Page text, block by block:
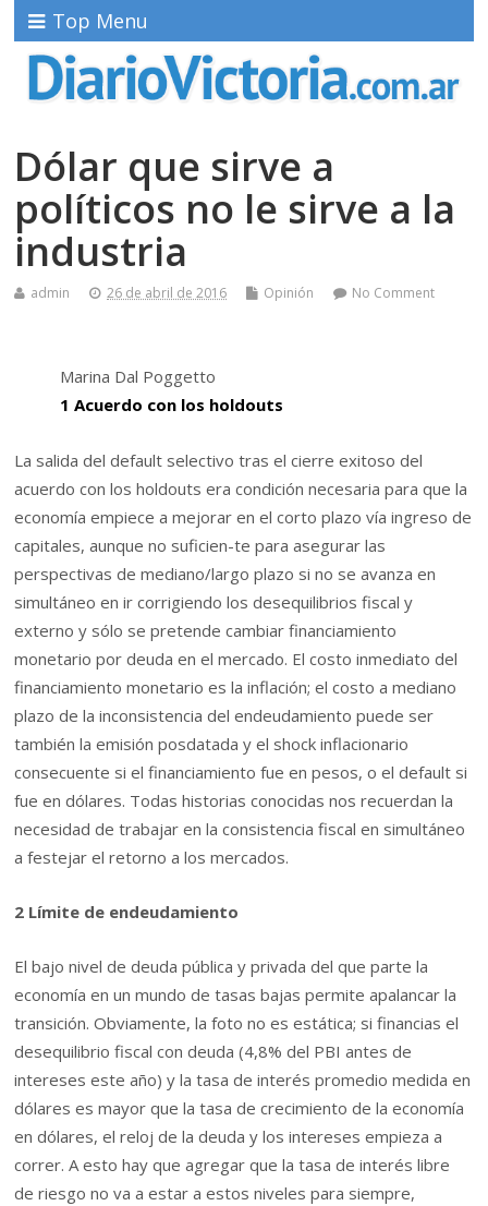
Top Menu
Dólar que sirve a
políticos no le sirve a la
industria
admin 26 de abril de 2016 Opinión No Comment
Marina Dal Poggetto
1 Acuerdo con los holdouts
La salida del default selectivo tras el cierre exitoso del
acuerdo con los holdouts era condición necesaria para que la
economía empiece a mejorar en el corto plazo vía ingreso de
capitales, aunque no suficien-te para asegurar las
perspectivas de mediano/largo plazo si no se avanza en
simultáneo en ir corrigiendo los desequilibrios fiscal y
externo y sólo se pretende cambiar financiamiento
monetario por deuda en el mercado. El costo inmediato del
financiamiento monetario es la inflación; el costo a mediano
plazo de la inconsistencia del endeudamiento puede ser
también la emisión posdatada y el shock inflacionario
consecuente si el financiamiento fue en pesos, o el default si
fue en dólares. Todas historias conocidas nos recuerdan la
necesidad de trabajar en la consistencia fiscal en simultáneo
a festejar el retorno a los mercados.
2 Límite de endeudamiento
El bajo nivel de deuda pública y privada del que parte la
economía en un mundo de tasas bajas permite apalancar la
transición. Obviamente, la foto no es estática; si financias el
desequilibrio fiscal con deuda (4,8% del PBI antes de
intereses este año) y la tasa de interés promedio medida en
dólares es mayor que la tasa de crecimiento de la economía
en dólares, el reloj de la deuda y los intereses empieza a
correr. A esto hay que agregar que la tasa de interés libre
de riesgo no va a estar a estos niveles para siempre,